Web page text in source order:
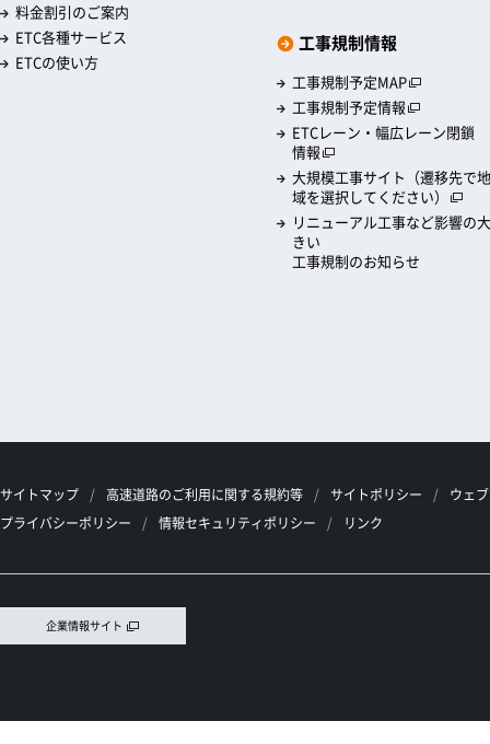
料金割引のご案内
ETC各種サービス
ETCの使い方
工事規制情報
工事規制予定MAP
工事規制予定情報
ETCレーン・幅広レーン閉鎖
情報
大規模工事サイト（遷移先で
域を選択してください）
リニューアル工事など影響の
きい
工事規制のお知らせ
サイトマップ 高速道路のご利用に関する規約等 サイトポリシー
ウェ
プライバシーポリシー
情報セキュリティポリシー リンク
企業情報サイト